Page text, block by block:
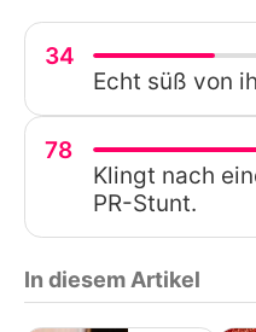
34
Echt süß von
78
Klingt nach
PR-Stunt.
In diesem Artikel